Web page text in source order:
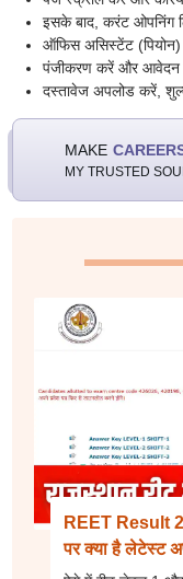
इसके बाद, करंट ओपनिंग
ऑफिस असिस्टेंट (पियोन)
पंजीकरण करें और आवेदन
दस्तावेज अपलोड करें,
MAKE
MY TRUSTED
REET Result
पर क्या है लेटेस्ट